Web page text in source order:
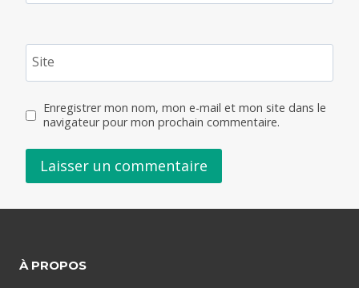
Site
Enregistrer mon nom, mon e-mail et mon site dans le
navigateur pour mon prochain commentaire.
À PROPOS